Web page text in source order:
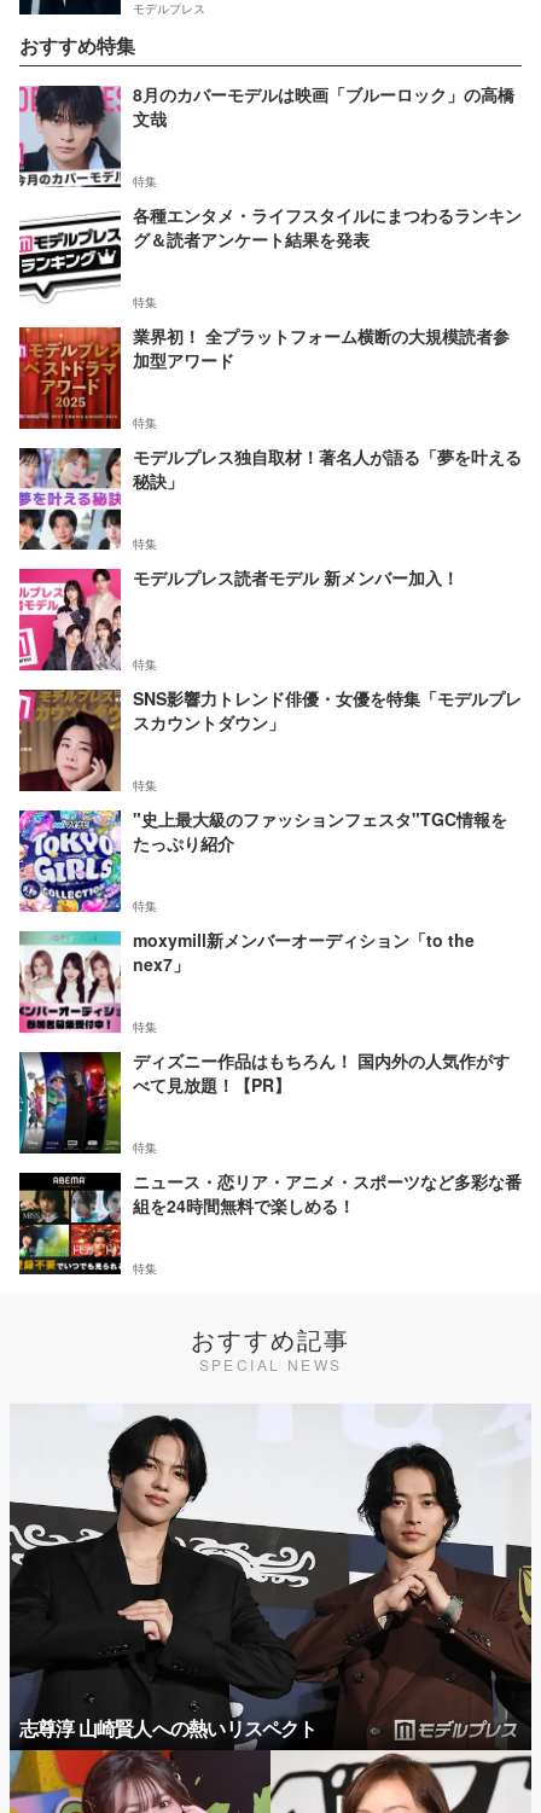
モデルプレス
おすすめ特集
8月のカバーモデルは映画「ブルーロック」の高橋
文哉
特集
各種エンタメ・ライフスタイルにまつわるランキン
グ＆読者アンケート結果を発表
特集
業界初！ 全プラットフォーム横断の大規模読者参
加型アワード
特集
モデルプレス独自取材！著名人が語る「夢を叶える
秘訣」
特集
モデルプレス読者モデル 新メンバー加入！
特集
SNS影響力トレンド俳優・女優を特集「モデルプレ
スカウントダウン」
特集
"史上最大級のファッションフェスタ"TGC情報を
たっぷり紹介
特集
moxymill新メンバーオーディション「to the
nex7」
特集
ディズニー作品はもちろん！ 国内外の人気作がす
べて見放題！【PR】
特集
ニュース・恋リア・アニメ・スポーツなど多彩な番
組を24時間無料で楽しめる！
特集
おすすめ記事
SPECIAL NEWS
志尊淳 山崎賢人への熱いリスペクト